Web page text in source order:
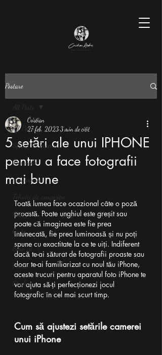
Postare
All Posts
Sfaturi & Trucuri
Fotografie
Evenimente
Tehnici de compoziție
Artă
Carte
Știai că...?
Presă
Studiu
All Posts
5 setări ale unui IPHONE
pentru a face fotografii
mai bune
Cristian
27 feb. 2023 3 min de citit
Toată lumea face ocazional câte o poză
proastă. Poate unghiul este greșit sau
poate că imaginea este fie prea
întunecată, fie prea luminoasă și nu poți
spune cu exactitate la ce te uiți. Indiferent
dacă te-ai săturat de fotografii proaste sau
doar te-ai familiarizat cu noul tău iPhone,
aceste trucuri pentru aparatul foto iPhone te
vor ajuta să-ți perfecționezi jocul
fotografic în cel mai scurt timp.
Cum să ajustezi setările camerei
unui iPhone